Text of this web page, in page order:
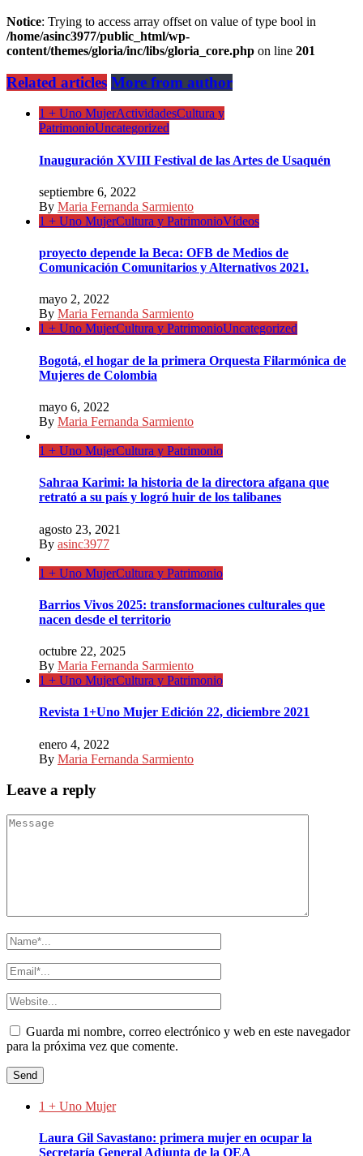
Notice: Trying to access array offset on value of type bool in
/home/asinc3977/public_html/wp-
content/themes/gloria/inc/libs/gloria_core.php on line 201
Related articles More from author
1 + Uno MujerActividadesCultura y
PatrimonioUncategorized
Inauguración XVIII Festival de las Artes de Usaquén
septiembre 6, 2022
By Maria Fernanda Sarmiento
1 + Uno MujerCultura y PatrimonioVídeos
proyecto depende la Beca: OFB de Medios de
Comunicación Comunitarios y Alternativos 2021.
mayo 2, 2022
By Maria Fernanda Sarmiento
1 + Uno MujerCultura y PatrimonioUncategorized
Bogotá, el hogar de la primera Orquesta Filarmónica de
Mujeres de Colombia
mayo 6, 2022
By Maria Fernanda Sarmiento
1 + Uno MujerCultura y Patrimonio
Sahraa Karimi: la historia de la directora afgana que
retrató a su país y logró huir de los talibanes
agosto 23, 2021
By asinc3977
1 + Uno MujerCultura y Patrimonio
Barrios Vivos 2025: transformaciones culturales que
nacen desde el territorio
octubre 22, 2025
By Maria Fernanda Sarmiento
1 + Uno MujerCultura y Patrimonio
Revista 1+Uno Mujer Edición 22, diciembre 2021
enero 4, 2022
By Maria Fernanda Sarmiento
Leave a reply
Guarda mi nombre, correo electrónico y web en este navegador
para la próxima vez que comente.
1 + Uno Mujer
Laura Gil Savastano: primera mujer en ocupar la
Secretaría General Adjunta de la OEA